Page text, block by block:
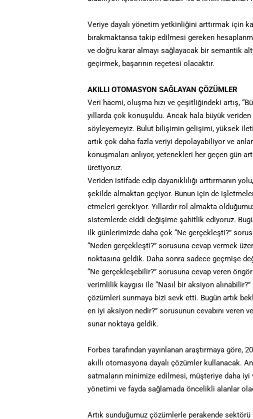
Veriye dayalı yönetim yetkinliğini arttırmak için
bırakmaktansa takip edilmesi gereken
ve doğru karar almayı sağlayacak bir semantik
geçirmek, başarının reçetesi olacaktır.
AKILLI OTOMASYON SAĞLAYAN ÇÖZÜMLER
Veri hacmi, oluşma hızı ve çeşitliğindeki artış,
yıllarda çok konuşuldu. Ancak hala büyük
söyleyemeyiz. Bulut bilişimin gelişimi, yüksek
artık çok daha fazla veriyi depolayabiliyor ve
konuşmaları anlıyor, yetenekleri her geçen gün
üretiyoruz.
Veriden istifade edip dayanıklılığı arttırmanın
şekilde almaktan geçiyor. Bunun için de
etmeleri gerekiyor. Yıllardır rol almakta
sistemlerde ciddi değişime şahitlik ediyoruz.
ilk günlerimizde daha çok “Ne gerçekleşti?”
“Neden gerçekleşti?” sorusuna cevap vermek
noktasına geldik. Daha sonra sadece geçmişe
“Ne gerçekleşebilir?” sorusuna cevap veren
verimlilik kaygısı ile “Nasıl bir aksiyon
çözümleri sunmaya bizi sevk etti. Bugün artık
en iyi aksiyon nedir?” sorusunun cevabını veren
sunar noktaya geldik.
Forbes tarafından yayınlanan araştırmaya göre,
akıllı otomasyona dayalı çözümler kullanacak.
satmaların minimize edilmesi, müşteriye daha
yönetimi ve fayda sağlamada öncelikli alanlar
Artık sunduğumuz çözümlerle perakende